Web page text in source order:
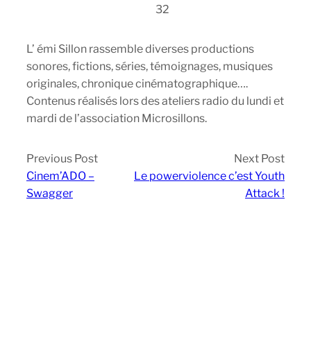
32
L’ émi Sillon rassemble diverses productions
sonores, fictions, séries, témoignages, musiques
originales, chronique cinématographique….
Contenus réalisés lors des ateliers radio du lundi et
mardi de l’association Microsillons.
Previous Post
Cinem’ADO –
Swagger
Next Post
Le powerviolence c’est Youth
Attack !